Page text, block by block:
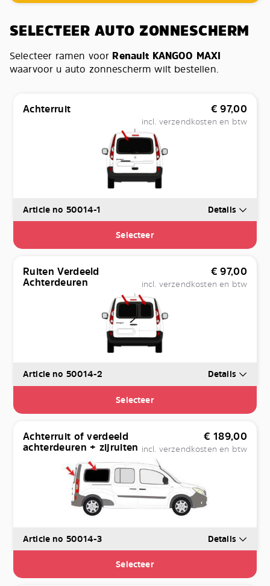
SELECTEER AUTO ZONNESCHERM
Selecteer ramen voor Renault KANGOO MAXI
waarvoor u auto zonnescherm wilt bestellen.
Achterruit € 97,00
incl. verzendkosten en btw
Article no 50014-1 Details
Selecteer
Ruiten Verdeeld
Achterdeuren
€ 97,00
incl. verzendkosten en btw
Article no 50014-2 Details
Selecteer
Achterruit of verdeeld
achterdeuren + zijruiten
€ 189,00
incl. verzendkosten en btw
Article no 50014-3 Details
Selecteer